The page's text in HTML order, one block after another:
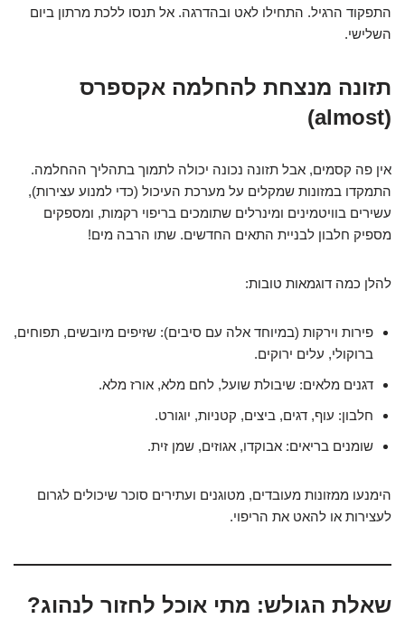
התפקוד הרגיל. התחילו לאט ובהדרגה. אל תנסו ללכת מרתון ביום
השלישי.
תזונה מנצחת להחלמה אקספרס
(almost)
אין פה קסמים, אבל תזונה נכונה יכולה לתמוך בתהליך ההחלמה.
התמקדו במזונות שמקלים על מערכת העיכול (כדי למנוע עצירות),
עשירים בוויטמינים ומינרלים שתומכים בריפוי רקמות, ומספקים
מספיק חלבון לבניית התאים החדשים. שתו הרבה מים!
להלן כמה דוגמאות טובות:
פירות וירקות (במיוחד אלה עם סיבים): שזיפים מיובשים, תפוחים,
ברוקולי, עלים ירוקים.
דגנים מלאים: שיבולת שועל, לחם מלא, אורז מלא.
חלבון: עוף, דגים, ביצים, קטניות, יוגורט.
שומנים בריאים: אבוקדו, אגוזים, שמן זית.
הימנעו ממזונות מעובדים, מטוגנים ועתירים סוכר שיכולים לגרום
לעצירות או להאט את הריפוי.
שאלת הגולש: מתי אוכל לחזור לנהוג?